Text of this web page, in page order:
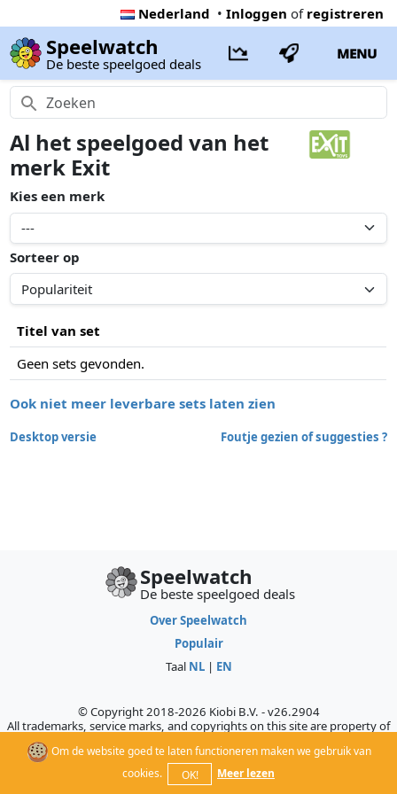
Nederland • Inloggen of registreren
Speelwatch
De beste speelgoed deals
MENU
Al het speelgoed van het
merk Exit
Kies een merk
Sorteer op
Titel van set
Geen sets gevonden.
Ook niet meer leverbare sets laten zien
Desktop versie Foutje gezien of suggesties ?
Om de website goed te laten functioneren maken we gebruik van
cookies.
OK! Meer lezen
Speelwatch
De beste speelgoed deals
Over Speelwatch
Populair
Taal NL| EN
© Copyright 2018-2026 Kiobi B.V. - v26.2904
All trademarks, service marks, and copyrights on this site are property of
their respective owners, who do not sponsor, authorize, or endorse this
site.